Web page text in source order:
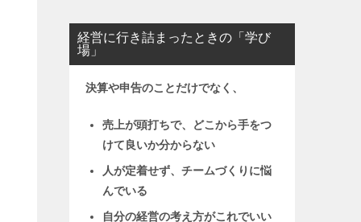
経営に行き詰まったときの「学び
場」
決算や申告のことだけでなく、
売上が頭打ちで、どこから手をつ
けて良いか分からない
人が定着せず、チームづくりに悩
んでいる
自分の経営の考え方がこれでいい